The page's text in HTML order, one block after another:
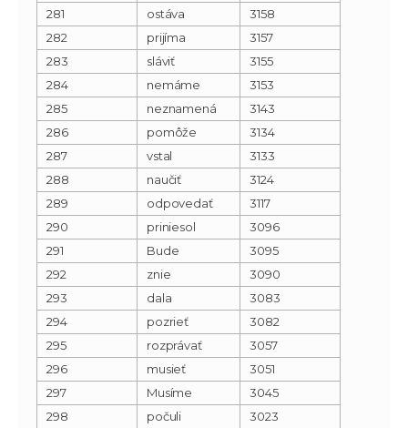
281
ostáva
3158
282
prijíma
3157
283
sláviť
3155
284
nemáme
3153
285
neznamená
3143
286
pomôže
3134
287
vstal
3133
288
naučiť
3124
289
odpovedať
3117
290
priniesol
3096
291
Bude
3095
292
znie
3090
293
dala
3083
294
pozrieť
3082
295
rozprávať
3057
296
musieť
3051
297
Musíme
3045
298
počuli 3023